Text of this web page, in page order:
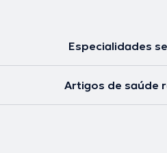
Especialidades
Artigos de saúde